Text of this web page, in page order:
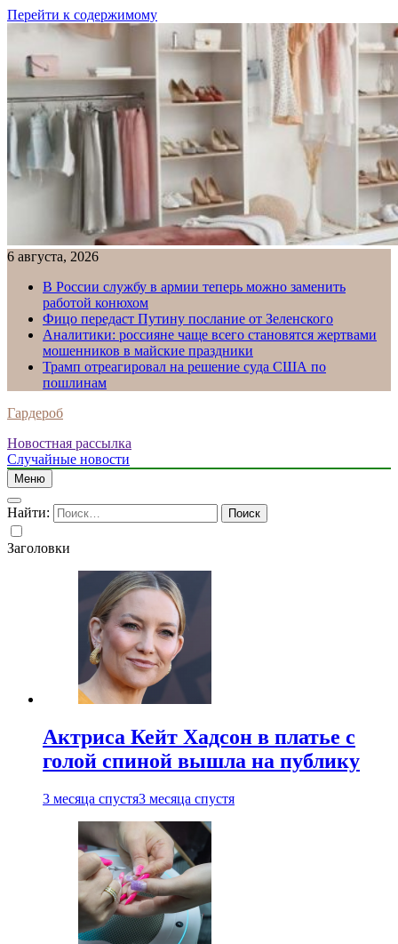
Перейти к содержимому
6 августа, 2026
В России службу в армии теперь можно заменить
работой конюхом
Фицо передаст Путину послание от Зеленского
Аналитики: россияне чаще всего становятся жертвами
мошенников в майские праздники
Трамп отреагировал на решение суда США по
пошлинам
Гардероб
Новостная рассылка
Случайные новости
Меню
Найти:
Заголовки
Актриса Кейт Хадсон в платье с
голой спиной вышла на публику
3 месяца спустя3 месяца спустя